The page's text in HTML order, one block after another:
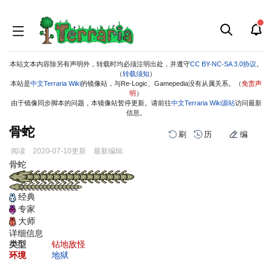
本站文本内容除另有声明外，转载时均必须注明出处，并遵守CC BY-NC-SA 3.0协议
（转载须知 ）
本站是中文Terraria Wiki的镜像站，与Re-Logic、Gamepedia没有从属关系。（免责声
明 ）
由于镜像同步脚本的问题，本镜像站暂停更新。请前往中文Terraria Wiki源站访问最新
信息。
骨蛇 刷 历 编
阅读 2020-07-10更新 最新编辑:
跳
到
导
航
跳
到
搜
索
骨蛇
经典
专家
大师
详细信息
类型
钻地敌怪
环境
地狱